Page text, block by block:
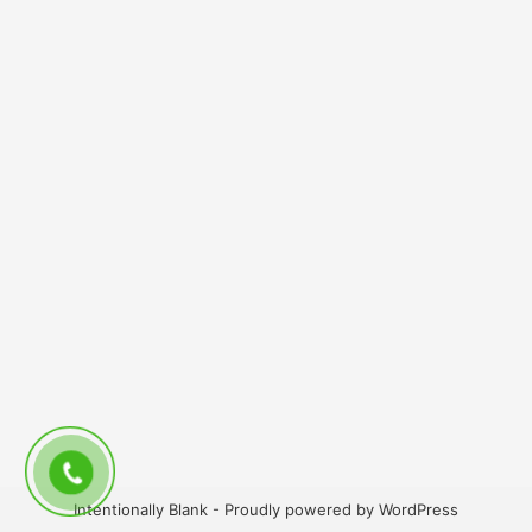
Intentionally Blank - Proudly powered by WordPress